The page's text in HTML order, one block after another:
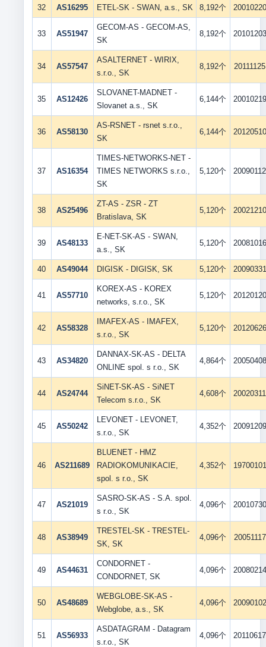
32 AS16295 ETEL-SK - SWAN, a.s., SK 8,192个 20010220
33 AS51947
GECOM-AS - GECOM-AS,
SK
8,192个 20101203
34 AS57547
ASALTERNET - WIRIX,
s.r.o., SK
8,192个 20111125
35 AS12426
SLOVANET-MADNET -
Slovanet a.s., SK
6,144个 20010219
36 AS58130
AS-RSNET - rsnet s.r.o.,
SK
6,144个 20120510
37 AS16354
TIMES-NETWORKS-NET -
TIMES NETWORKS s.r.o.,
SK
5,120个 20090112
38 AS25496
ZT-AS - ZSR - ZT
Bratislava, SK
5,120个 20021210
39 AS48133
E-NET-SK-AS - SWAN,
a.s., SK
5,120个 20081016
40 AS49044 DIGISK - DIGISK, SK 5,120个 20090331
41 AS57710
KOREX-AS - KOREX
networks, s.r.o., SK
5,120个 20120120
42 AS58328
IMAFEX-AS - IMAFEX,
s.r.o., SK
5,120个 20120626
43 AS34820
DANNAX-SK-AS - DELTA
ONLINE spol. s r.o., SK
4,864个 20050408
44 AS24744
SiNET-SK-AS - SiNET
Telecom s.r.o., SK
4,608个 20020311
45 AS50242
LEVONET - LEVONET,
s.r.o., SK
4,352个 20091209
46 AS211689
BLUENET - HMZ
RADIOKOMUNIKACIE,
spol. s r.o., SK
4,352个 19700101
47 AS21019
SASRO-SK-AS - S.A. spol.
s r.o., SK
4,096个 20010730
48 AS38949
TRESTEL-SK - TRESTEL-
SK, SK
4,096个 20051117
49 AS44631
CONDORNET -
CONDORNET, SK
4,096个 20080214
50 AS48689
WEBGLOBE-SK-AS -
Webglobe, a.s., SK
4,096个 20090102
51 AS56933
ASDATAGRAM - Datagram
s.r.o., SK
4,096个 20110617